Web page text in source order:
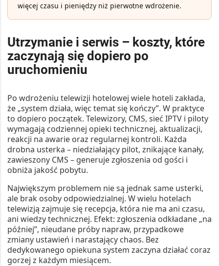
więcej czasu i pieniędzy niż pierwotne wdrożenie.
Utrzymanie i serwis – koszty, które
zaczynają się dopiero po
uruchomieniu
Po wdrożeniu telewizji hotelowej wiele hoteli zakłada,
że „system działa, więc temat się kończy”. W praktyce
to dopiero początek. Telewizory, CMS, sieć IPTV i piloty
wymagają codziennej opieki technicznej, aktualizacji,
reakcji na awarie oraz regularnej kontroli. Każda
drobna usterka – niedziałający pilot, znikające kanały,
zawieszony CMS – generuje zgłoszenia od gości i
obniża jakość pobytu.
Największym problemem nie są jednak same usterki,
ale brak osoby odpowiedzialnej. W wielu hotelach
telewizją zajmuje się recepcja, która nie ma ani czasu,
ani wiedzy technicznej. Efekt: zgłoszenia odkładane „na
później”, nieudane próby napraw, przypadkowe
zmiany ustawień i narastający chaos. Bez
dedykowanego opiekuna system zaczyna działać coraz
gorzej z każdym miesiącem.